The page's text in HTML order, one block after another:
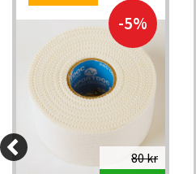
-5%
80 kr